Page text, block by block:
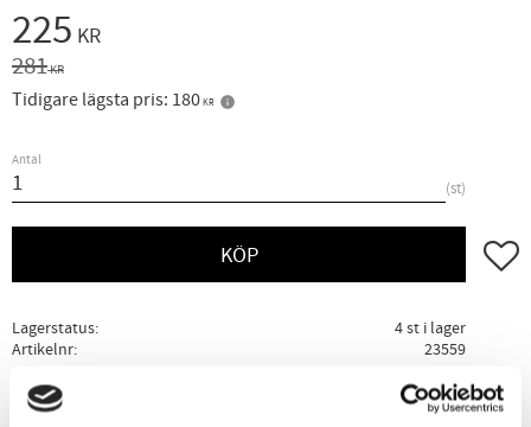
Nedsatt pris:
225 KR
Ordinarie pris:
281KR
Tidigare lägsta pris: 180KR
Antal
st
KÖP Lägg
Lagerstatus
4 st i lager
Artikelnr
23559
Ge ett omdöme!